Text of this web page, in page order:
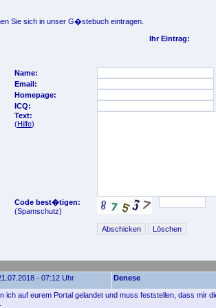
Sie sich in unser G�stebuch eintragen.
Ihr Eintrag:
Name:
Email:
Homepage:
ICQ:
Text:
(Hilfe)
Code best�tigen:
(Spamschutz)
- 07:12 Uhr Denese
ich auf eurem Portal gelandet und muss feststellen, dass mir